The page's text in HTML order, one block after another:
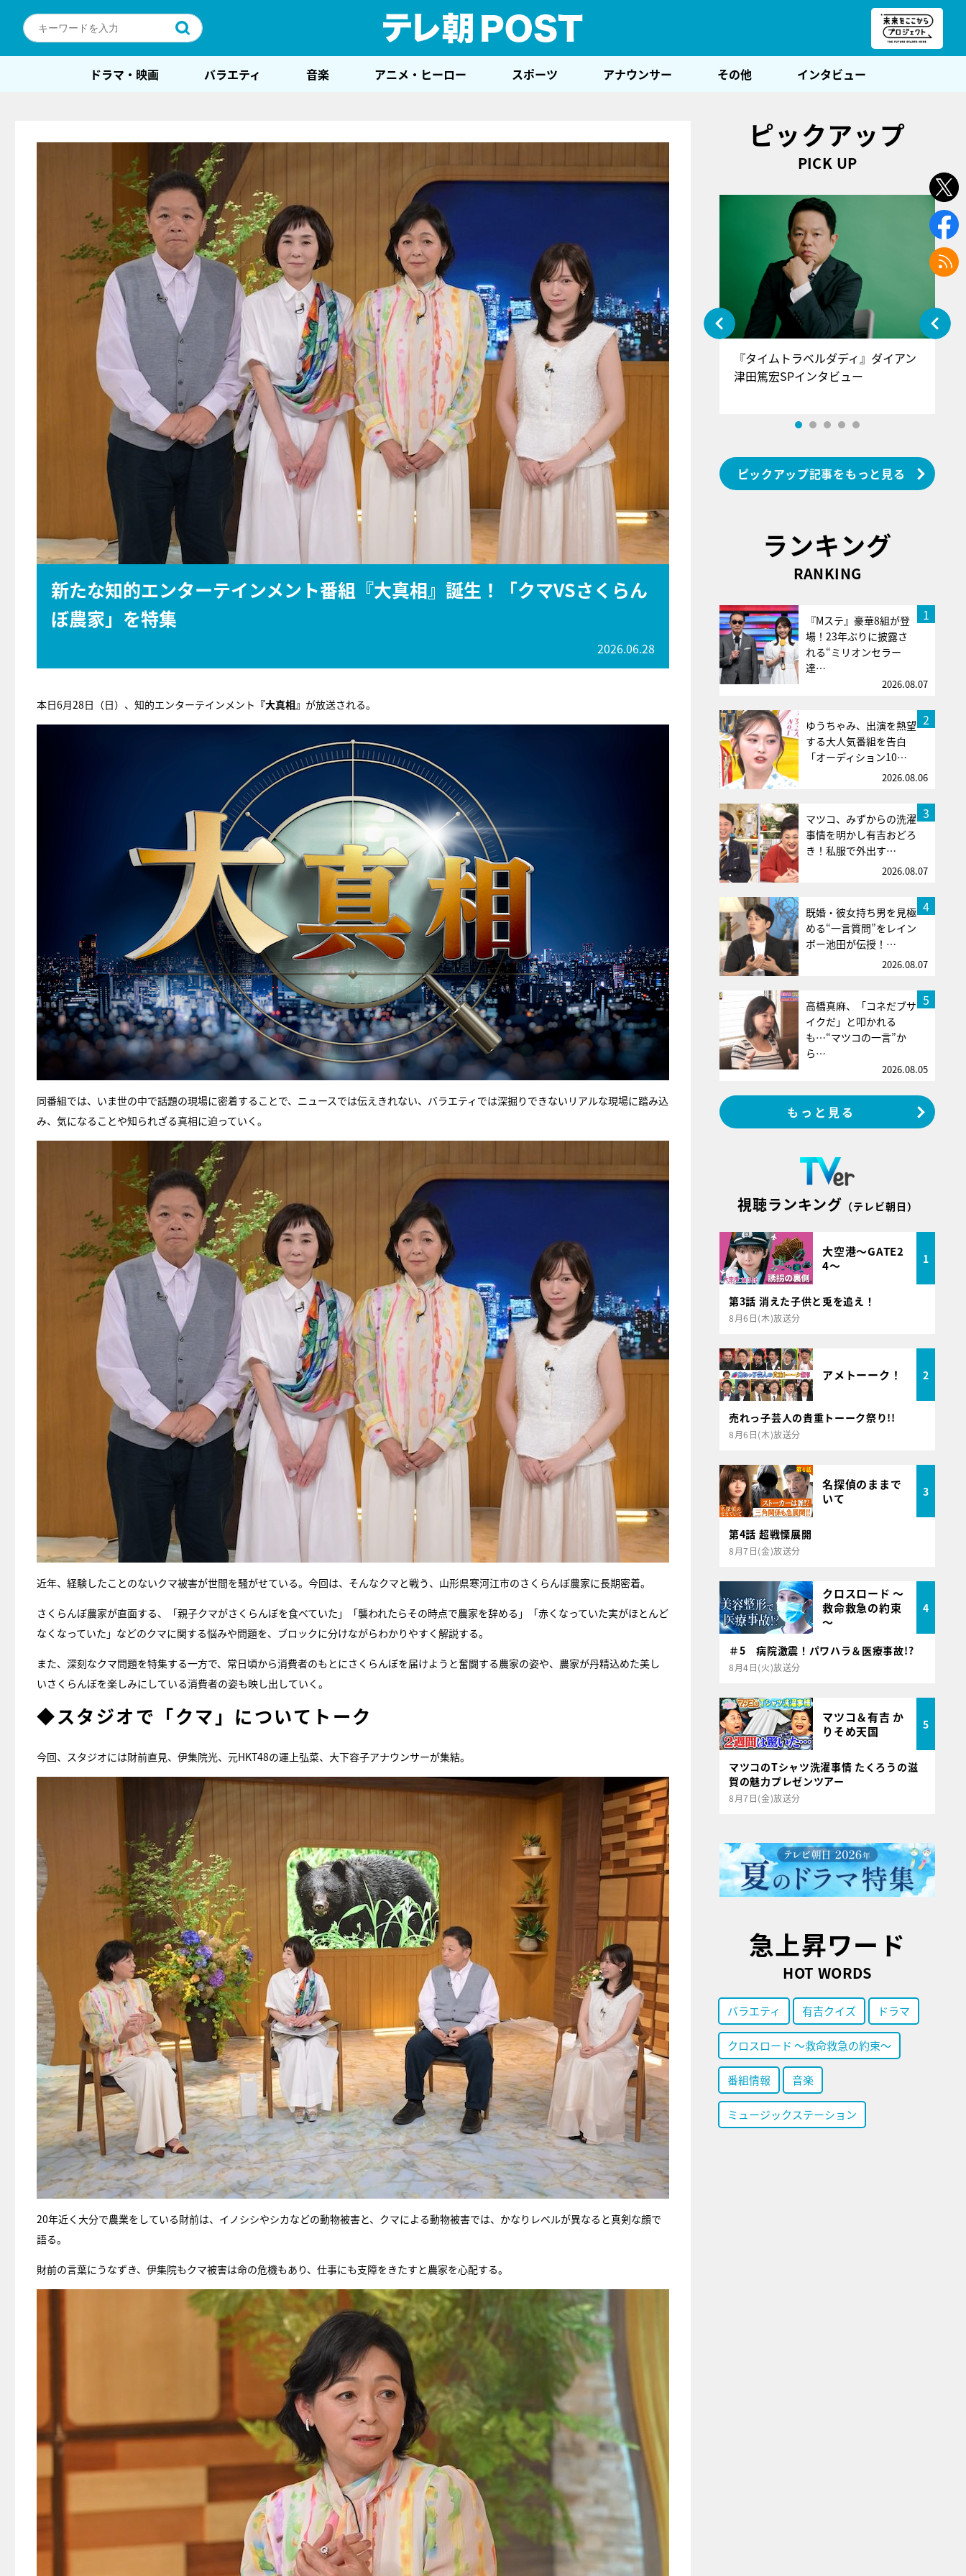
ドラマ・映画 バラエティ 音楽 アニメ・ヒーロー スポーツ アナウンサー その他 インタビュー
新たな知的エンターテインメント番組『大真相』誕生！「クマVSさくらん
ぼ農家」を特集
2026.06.28
本日6月28日（日）、知的エンターテインメント 『大真相』 が放送される。
同番組では、いま世の中で話題の現場に密着することで、ニュースでは伝えきれない、バラエティでは深掘りできないリアルな現場に踏み込
み、気になることや知られざる真相に迫っていく。
近年、経験したことのないクマ被害が世間を騒がせている。今回は、そんなクマと戦う、山形県寒河江市のさくらんぼ農家に長期密着。
さくらんぼ農家が直面する、「親子クマがさくらんぼを食べていた」「襲われたらその時点で農家を辞める」「赤くなっていた実がほとんど
なくなっていた」などのクマに関する悩みや問題を、ブロックに分けながらわかりやすく解説する。
また、深刻なクマ問題を特集する一方で、常日頃から消費者のもとにさくらんぼを届けようと奮闘する農家の姿や、農家が丹精込めた美し
いさくらんぼを楽しみにしている消費者の姿も映し出していく。
◆スタジオで「クマ」についてトーク
今回、スタジオには財前直見、伊集院光、元HKT48の運上弘菜、大下容子アナウンサーが集結。
20年近く大分で農業をしている財前は、イノシシやシカなどの動物被害と、クマによる動物被害では、かなりレベルが異なると真剣な顔で
語る。
財前の言葉にうなずき、伊集院もクマ被害は命の危機もあり、仕事にも支障をきたすと農家を心配する。
ピックアップ
PICK UP
『アイ＝ラブ！げーみんぐ』＝LOV
E齋藤樹愛羅＆佐々木舞香SPインタ
ビュー
『タイムトラベルダディ』ダイアン
津田篤宏SPインタビュー
ピックアップ記事をもっと見る
ランキング
RANKING
1
『Mステ』豪華8組が登
場！23年ぶりに披露さ
れる“ミリオンセラー
達…
2026.08.07
2
ゆうちゃみ、出演を熱望
する大人気番組を告白
「オーディション10…
2026.08.06
3
マツコ、みずからの洗濯
事情を明かし有吉おどろ
き！私服で外出す…
2026.08.07
4
既婚・彼女持ち男を見極
める“一言質問”をレイン
ボー池田が伝授！…
2026.08.07
5
高橋真麻、「コネだブサ
イクだ」と叩かれる
も…“マツコの一言”か
ら…
2026.08.05
もっと見る
視聴ランキング （テレビ朝日）
大空港～GATE2
4～
1
第3話 消えた子供と兎を追え！
8月6日(木)放送分
アメトーーク！ 2
売れっ子芸人の貴重トーーク祭り!!
8月6日(木)放送分
名探偵のままで
いて
3
第4話 超戦慄展開
8月7日(金)放送分
クロスロード ～
救命救急の約束
～
4
＃5 病院激震！パワハラ＆医療事故!?
8月4日(火)放送分
マツコ＆有吉 か
りそめ天国
5
マツコのTシャツ洗濯事情 たくろうの滋
賀の魅力プレゼンツアー
8月7日(金)放送分
急上昇ワード
HOT WORDS
バラエティ 有吉クイズ ドラマ
クロスロード ～救命救急の約束～
番組情報 音楽
ミュージックステーション